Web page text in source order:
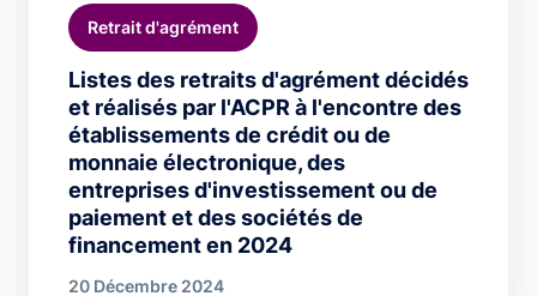
Listes des retraits d'agrément décidés
et réalisés par l'ACPR à l'encontre des
établissements de crédit ou de
monnaie électronique, des
entreprises d'investissement ou de
paiement et des sociétés de
financement en 2024
Retrait d'agrément
20 Décembre 2024